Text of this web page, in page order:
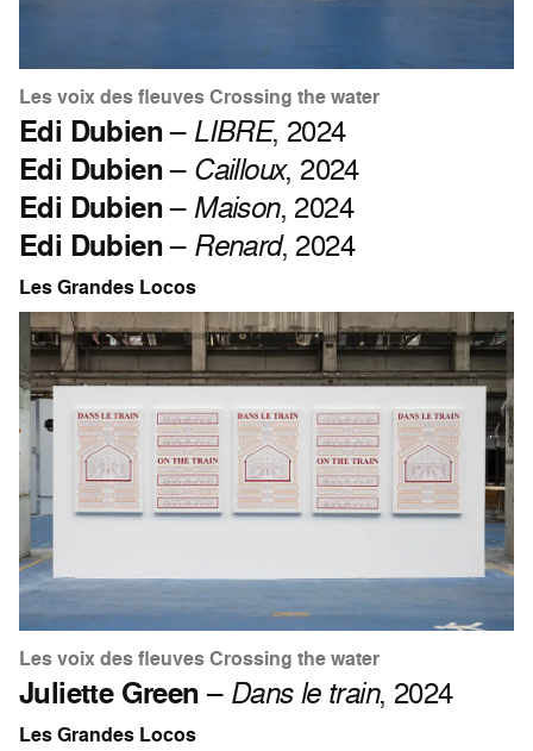
Les voix des fleuves Crossing the water
Edi Dubien– LIBRE, 2024
Edi Dubien– Cailloux, 2024
Edi Dubien– Maison, 2024
Edi Dubien– Renard, 2024
Les Grandes Locos
Les voix des fleuves Crossing the water
Juliette Green– Dans le train, 2024
Les Grandes Locos